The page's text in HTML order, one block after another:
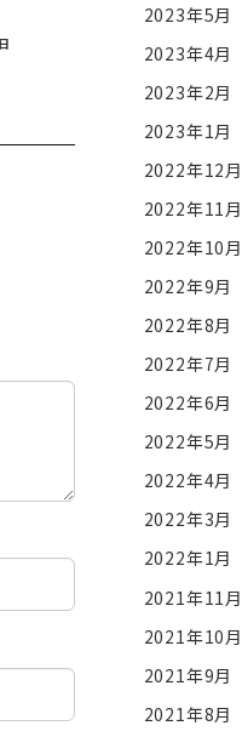
2023年5月
2023年4月
2023年2月
2023年1月
2022年12月
2022年11月
2022年10月
2022年9月
2022年8月
2022年7月
2022年6月
2022年5月
2022年4月
2022年3月
2022年1月
2021年11月
2021年10月
2021年9月
2021年8月